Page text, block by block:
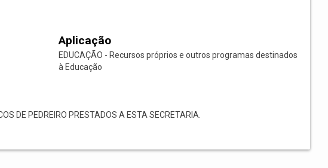
Aplicação
EDUCAÇÃO - Recursos próprios e outros programas destinados
à Educação
DE PEDREIRO PRESTADOS A ESTA SECRETARIA.